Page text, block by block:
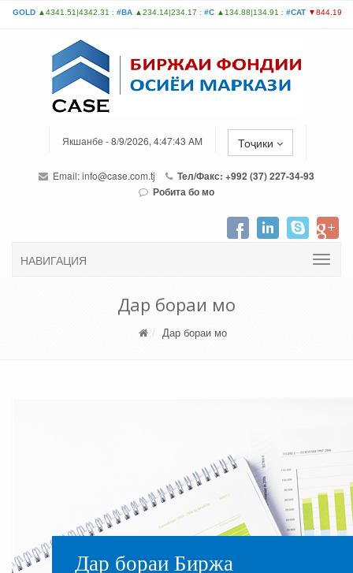
Якшанбе - 8/9/2026, 4:47:43 AM Тоҷики
Email:info@case.com.tj
Тел/Факс: +992 (37) 227-34-93
Робита бо мо
НАВИГАЦИЯ
Дар бораи мо
Дар бораи мо
Дар бораи Биржа